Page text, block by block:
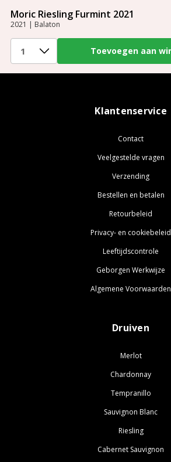
Moric Riesling Furmint 2021
2021 | Balaton
Klantenservice
Contact
Veelgestelde vragen
Verzending
Bestellen en betalen
Retourbeleid
Privacy- en cookiebeleid
Leeftijdscontrole
Geborgen Werkwijze
Algemene Voorwaarden
Druiven
Merlot
Chardonnay
Tempranillo
Sauvignon Blanc
Riesling
Cabernet Sauvignon